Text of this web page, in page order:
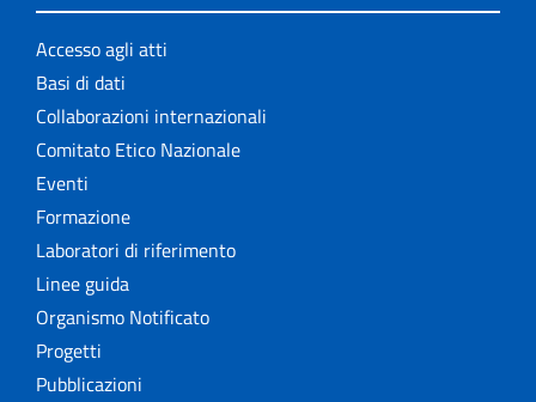
Accesso agli atti
Basi di dati
Collaborazioni internazionali
Comitato Etico Nazionale
Eventi
Formazione
Laboratori di riferimento
Linee guida
Organismo Notificato
Progetti
Pubblicazioni